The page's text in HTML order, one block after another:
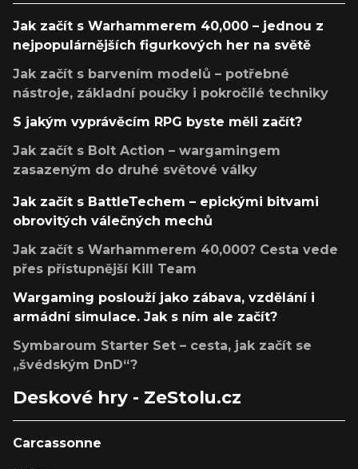
Jak začít s Warhammerem 40,000 – jednou z
nejpopulárnějších figurkových her na světě
Jak začít s barvením modelů – potřebné
nástroje, základní poučky i pokročilé techniky
S jakým vyprávěcím RPG byste měli začít?
Jak začít s Bolt Action – wargamingem
zasazeným do druhé světové války
Jak začít s BattleTechem – epickými bitvami
obrovitých válečných mechů
Jak začít s Warhammerem 40,000? Cesta vede
přes přístupnější Kill Team
Wargaming poslouží jako zábava, vzdělání i
armádní simulace. Jak s ním ale začít?
Symbaroum Starter Set – cesta, jak začít se
„švédským DnD“?
Deskové hry - ZeStolu.cz
Carcassonne